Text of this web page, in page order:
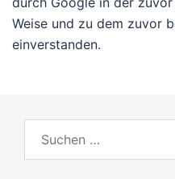
Weise und zu dem zuvor
einverstanden.